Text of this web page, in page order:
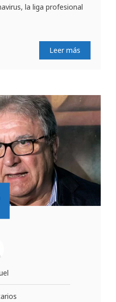
la liga profesional
Leer más